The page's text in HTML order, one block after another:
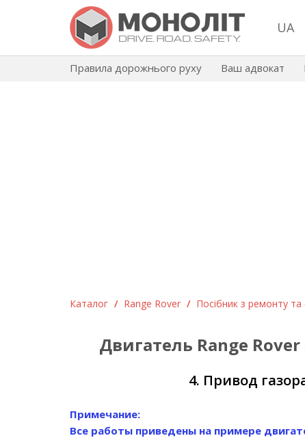
UA
Правила дорожнього руху Ваш адвокат
Каталог / Range Rover / Посібник з ремонту
Двигатель Range
4. Привод
Примечание:
Все работы приведены на примере